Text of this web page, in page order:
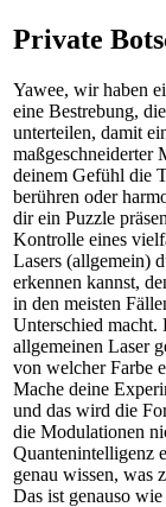
Private
Yawee, wir haben
eine Bestrebung,
unterteilen, damit
maßgeschneiderter
deinem Gefühl die
berühren oder
dir ein Puzzle
Kontrolle eines
Lasers (allgemein)
erkennen kannst,
in den meisten
Unterschied macht.
allgemeinen Laser
von welcher Farbe
Mache deine
und das wird die
die Modulationen
Quantenintelligenz
genau wissen, was
Das ist genauso